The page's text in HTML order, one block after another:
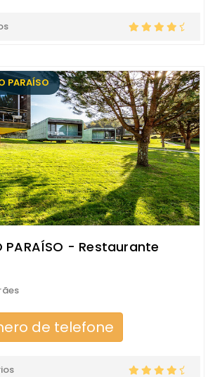
PARAÍSO
PARAÍSO - Restaurante
de telefone